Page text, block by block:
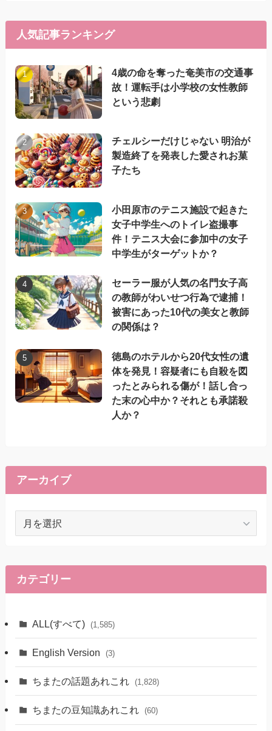
人気記事ランキング
4歳の命を奪った奄美市の交通事
故！運転手は小学校の女性教師
という悲劇
チェルシーだけじゃない 明治が
製造終了を発表した愛されお菓
子たち
小田原市のテニス施設で起きた
女子中学生へのトイレ盗撮事
件！テニス大会に参加中の女子
中学生がターゲットか？
セーラー服が人気の名門女子高
の教師がわいせつ行為で逮捕！
被害にあった10代の美女と教師
の関係は？
徳島のホテルから20代女性の遺
体を発見！容疑者にも自殺を図
ったとみられる傷が！話し合っ
た末の心中か？それとも承諾殺
人か？
アーカイブ
イ
ブ
カテゴリー
ALL(すべて) (1,585)
English Version (3)
ちまたの話題あれこれ (1,828)
ちまたの豆知識あれこれ (60)